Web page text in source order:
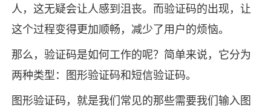
人，这无疑会让人感到沮丧。而验证码的出现，让
这个过程变得更加顺畅，减少了用户的烦恼。
那么，验证码是如何工作的呢？简单来说，它分为
两种类型：图形验证码和短信验证码。
图形验证码，就是我们常见的那些需要我们输入图